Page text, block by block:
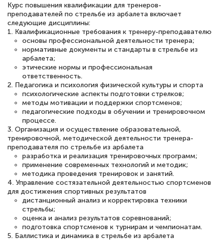
Всем добрый день! Я прошла курс
повышени каалификации по
специальности «Тренер-преподаватель
по тяжелой атлетике»! Хочется
подчеркуть, что при обращении
оперативно связались со мной
специалисты, ответили на все
интересующие вопросы и в течении
двух…
Светлана К
Знаток города 7 уровня
10 марта 2026
Оставила заявку на обучение онлайн, мне
быстро ответили, разъяснили все детали.
Курс повышения квалификации для тренеров-
преподавателей по стрельбе из арбалета включает
следующие дисциплины:
1. Квалификационные требования к тренеру-преподавателю
основы профессиональной деятельности тренера;
нормативные документы и стандарты в стрельбе из
арбалета;
этические нормы и профессиональная
ответственность.
2. Педагогика и психология физической культуры и спорта
психологические аспекты подготовки стрелков;
методы мотивации и поддержки спортсменов;
педагогические подходы в обучении и тренировочном
процессе.
3. Организация и осуществление образовательной,
тренировочной, методической деятельности тренера-
преподавателя по стрельбе из арбалета
разработка и реализация тренировочных программ;
применение современных технологий и методик;
методика проведения тренировок и занятий.
4. Управление состязательной деятельностью спортсменов
для достижения спортивных результатов
дистанционный анализ и корректировка техники
стрельбы;
оценка и анализ результатов соревнований;
подготовка спортсменов к турнирам и чемпионатам.
5. Баллистика и динамика в стрельбе из арбалета